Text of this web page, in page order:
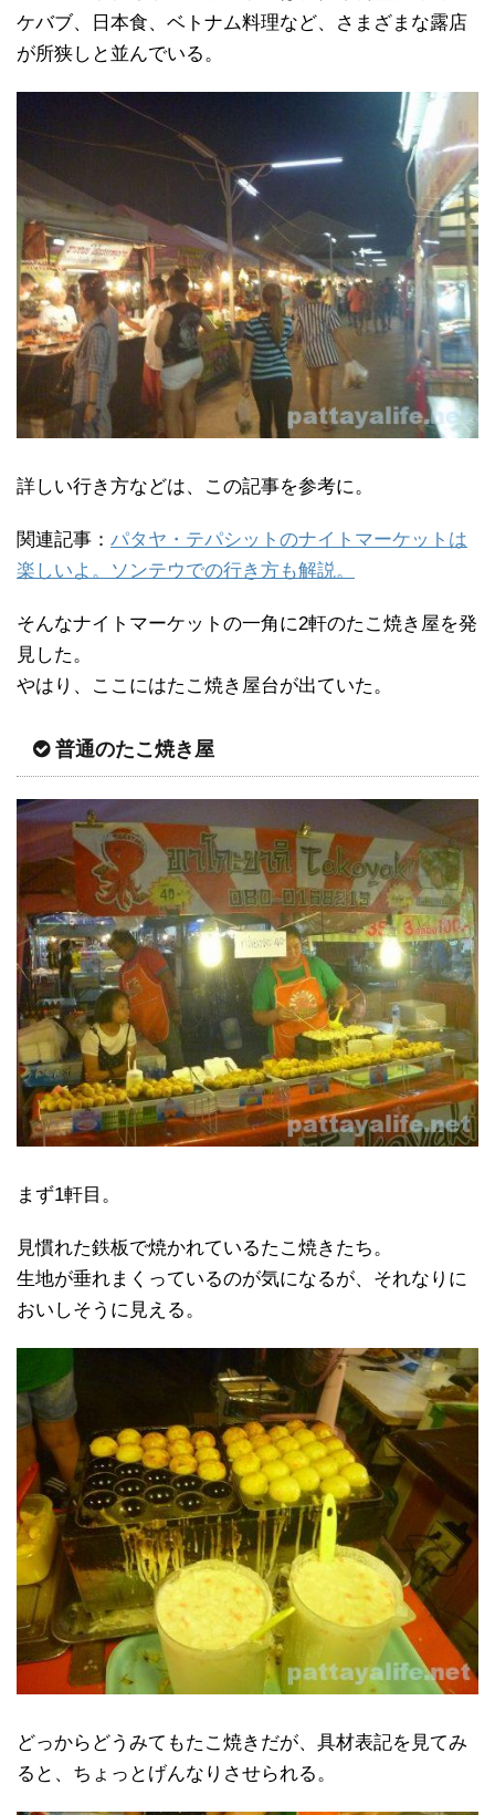
ケバブ、日本食、ベトナム料理など、さまざまな露店
が所狭しと並んでいる。
詳しい行き方などは、この記事を参考に。
関連記事： パタヤ・テパシットのナイトマーケットは
楽しいよ。ソンテウでの行き方も解説。
そんなナイトマーケットの一角に2軒のたこ焼き屋を発
見した。
やはり、ここにはたこ焼き屋台が出ていた。
普通のたこ焼き屋
まず1軒目。
見慣れた鉄板で焼かれているたこ焼きたち。
生地が垂れまくっているのが気になるが、それなりに
おいしそうに見える。
どっからどうみてもたこ焼きだが、具材表記を見てみ
ると、ちょっとげんなりさせられる。